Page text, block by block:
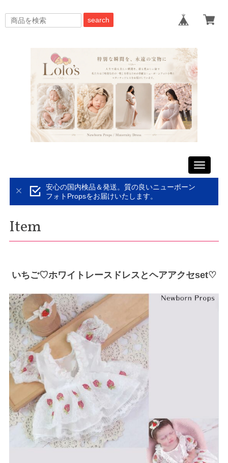
search
Toggle
安心の国内検品＆発送。質の良いニューボーン
フォトPropsをお届けいたします。
Item
いちご♡ホワイトレースドレスとヘアアクセset♡